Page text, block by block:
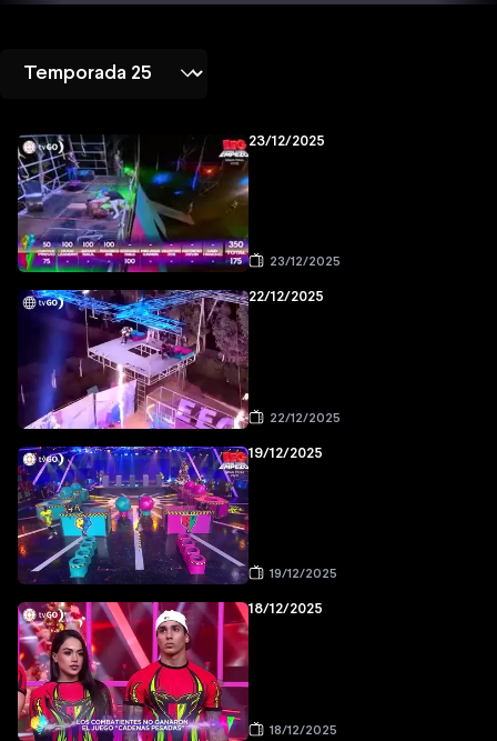
23/12/2025
23/12/2025
22/12/2025
22/12/2025
19/12/2025
19/12/2025
18/12/2025
18/12/2025